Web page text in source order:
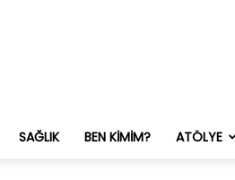
SAĞLIK BEN KIMIM? ATÖLYE